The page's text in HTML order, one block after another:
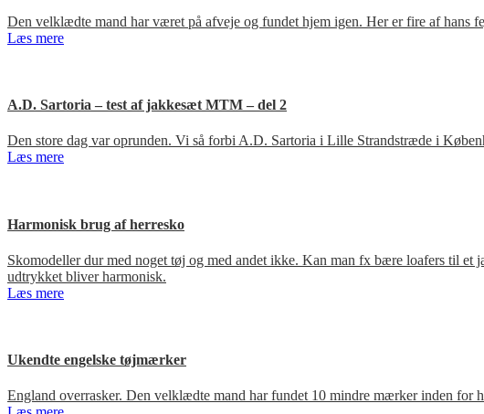
Den velklædte mand har været på afveje og fundet hjem igen. Her er fire af hans
Læs mere
A.D. Sartoria – test af jakkesæt MTM – del 2
Den store dag var oprunden. Vi så forbi A.D. Sartoria i Lille Strandstræde i
Læs mere
Harmonisk brug af herresko
Skomodeller dur med noget tøj og med andet ikke. Kan man fx bære loafers til
udtrykket bliver harmonisk.
Læs mere
Ukendte engelske tøjmærker
England overrasker. Den velklædte mand har fundet 10 mindre mærker inden for